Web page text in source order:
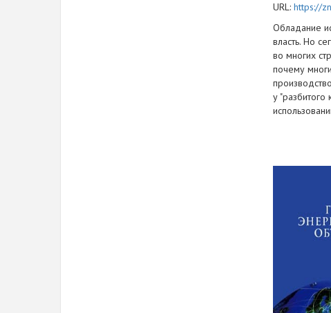
URL: https://
Обладание
власть. Но
во многих
почему
у